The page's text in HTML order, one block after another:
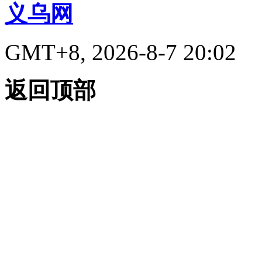
义乌网
GMT+8, 2026-8-7 20:02
返回顶部